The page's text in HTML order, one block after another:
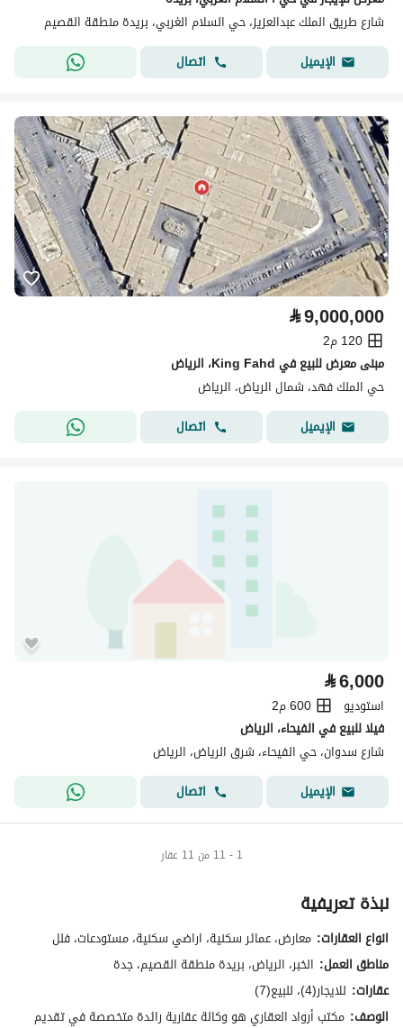
شارع طريق الملك عبدالعزيز، حي السلام الغربي، بريدة منطقة القصيم
الإيميل
اتصال
⃁9,000,000
120 م2
مبنى معرض للبيع في King Fahd، الرياض
حي الملك فهد، شمال الرياض، الرياض
الإيميل
اتصال
⃁6,000
استوديو
600 م2
فيلا للبيع في الفيحاء، الرياض
شارع سدوان، حي الفيحاء، شرق الرياض، الرياض
الإيميل
اتصال
1 - 11 من 11 عقار
نبذة تعريفية
انواع العقارات: معارض، عمائر سكنية، اراضي سكنية، مستودعات، فلل
مناطق العمل: الخبر، الرياض، بريدة منطقة القصيم، جدة
عقارات: للايجار(4)، للبيع(7)
الوصف: مكتب أرواد العقاري هو وكالة عقارية رائدة متخصصة في تقديم